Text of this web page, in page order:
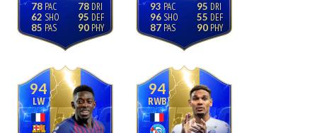
78
62
85
78
95
90
93
96
87
95
55
90
94
LW
94
RWB